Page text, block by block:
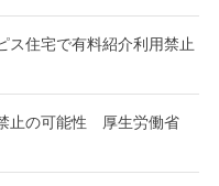
住宅で有料紹介利用禁止
止の可能性 厚生労働省